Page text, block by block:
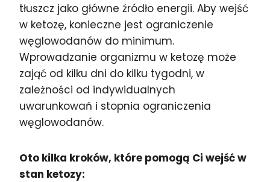
tłuszcz jako główne źródło energii. Aby wejść
w ketozę, konieczne jest ograniczenie
węglowodanów do minimum.
Wprowadzanie organizmu w ketozę może
zająć od kilku dni do kilku tygodni, w
zależności od indywidualnych
uwarunkowań i stopnia ograniczenia
węglowodanów.
Oto kilka kroków, które pomogą Ci wejść w
stan ketozy: